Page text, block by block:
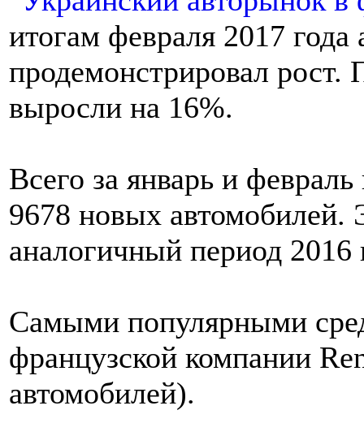
итогам февраля 2017
продемонстрировал
выросли на 16%.
Всего за январь и
9678 новых автомобилей.
аналогичный период 2016
Самыми популярными
французской компании
автомобилей).